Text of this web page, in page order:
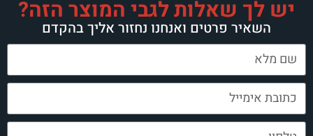
שאלות לגבי המוצר הזה?
פרטים ואנחנו נחזור אליך בהקדם